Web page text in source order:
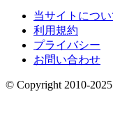
当サイトについ
利用規約
プライバシー
お問い合わせ
© Copyright 2010-